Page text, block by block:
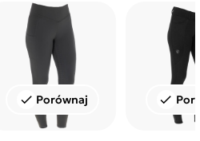
check Porównaj check